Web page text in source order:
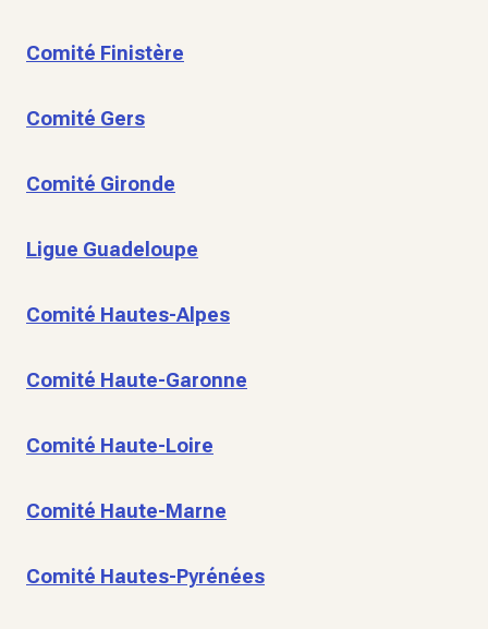
Comité Finistère
Comité Gers
Comité Gironde
Ligue Guadeloupe
Comité Hautes-Alpes
Comité Haute-Garonne
Comité Haute-Loire
Comité Haute-Marne
Comité Hautes-Pyrénées